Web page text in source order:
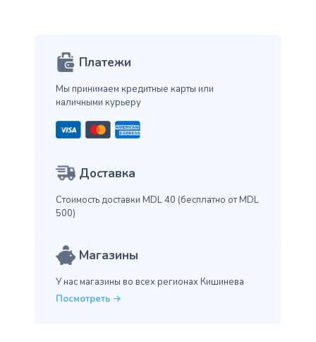
Платежи
Мы принимаем кредитные карты или
наличными курьеру
Доставка
Стоимость доставки MDL 40 (бесплатно от MDL
500)
Магазины
У нас магазины во всех регионах Кишинева
Посмотреть